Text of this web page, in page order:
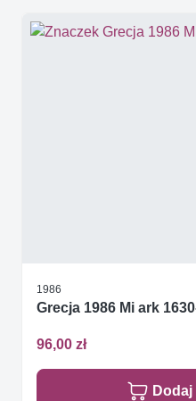
1986
Grecja 1986 Mi ark
96,00 zł